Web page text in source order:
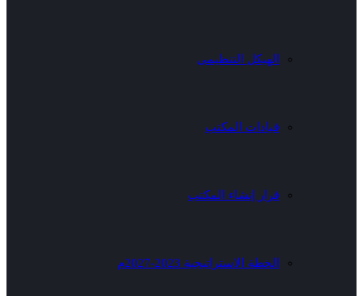
الهيكل التنظيمى
قيادات المكتب
قرار إنشاء المكتب
الخطة الاستراتيجية 2023-2027م